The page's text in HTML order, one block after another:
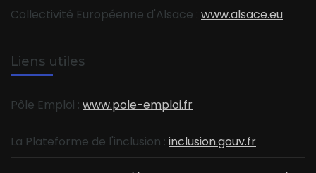
Collectivité Européenne d'Alsace : www.alsace.eu
Liens utiles
Pôle Emploi : www.pole-emploi.fr
La Plateforme de l'inclusion : inclusion.gouv.fr